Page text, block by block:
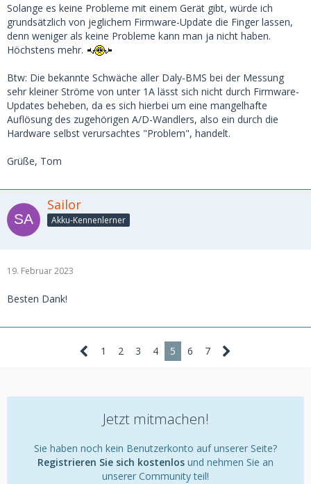
Solange es keine Probleme mit einem Gerät gibt, würde ich
grundsätzlich von jeglichem Firmware-Update die Finger lassen,
denn weniger als keine Probleme kann man ja nicht haben.
Höchstens mehr.
Btw: Die bekannte Schwäche aller Daly-BMS bei der Messung
sehr kleiner Ströme von unter 1A lässt sich nicht durch Firmware-
Updates beheben, da es sich hierbei um eine mangelhafte
Auflösung des zugehörigen A/D-Wandlers, also ein durch die
Hardware selbst verursachtes "Problem", handelt.
Grüße, Tom
Sailor
Akku-Kennenlerner
19. Februar 2023
Besten Dank!
1 2 3 4 5 6 7
Jetzt mitmachen!
Sie haben noch kein Benutzerkonto auf unserer Seite?
Registrieren Sie sich kostenlos und nehmen Sie an
unserer Community teil!